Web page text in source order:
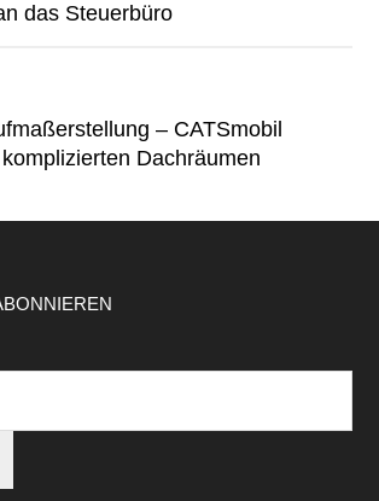
das Steuerbüro
– CATSmobil
Dachräumen